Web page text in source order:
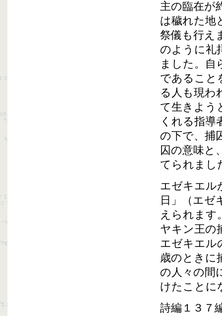
主の臨在が
は穢れた地
祭儀も行え
のように礼
ました。自
であること
る人も現わ
て生きよう
くれる指導
の下で、捕
囚の意味と
てられまし
エゼキエル
日」（エゼ
えられます
ヤキン王の
エゼキエル
歳のときに
の人々の間
けたことに
詩編１３７